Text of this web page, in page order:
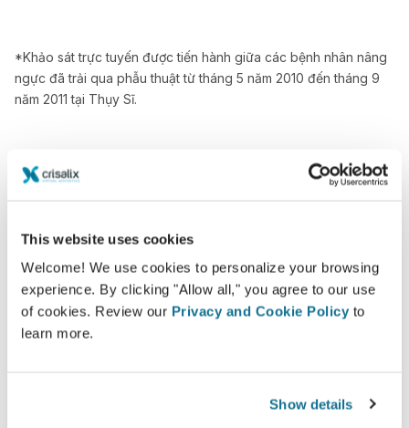
This website uses cookies
Welcome! We use cookies to personalize your browsing
experience. By clicking "Allow all," you agree to our use
of cookies. Review our Privacy and Cookie Policy to
learn more.
Show details
*Khảo sát trực tuyến được tiến hành giữa các bệnh nhân nâng
ngực đã trải qua phẫu thuật từ tháng 5 năm 2010 đến tháng 9
năm 2011 tại Thụy Sĩ.